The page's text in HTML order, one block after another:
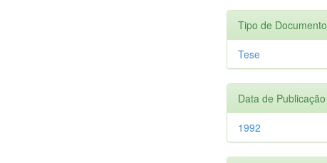
Tipo de Documento
Tese
Data de Publicação
1992